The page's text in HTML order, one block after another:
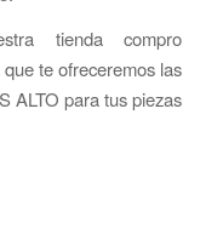
tienda compro
te ofreceremos las
ALTO para tus piezas